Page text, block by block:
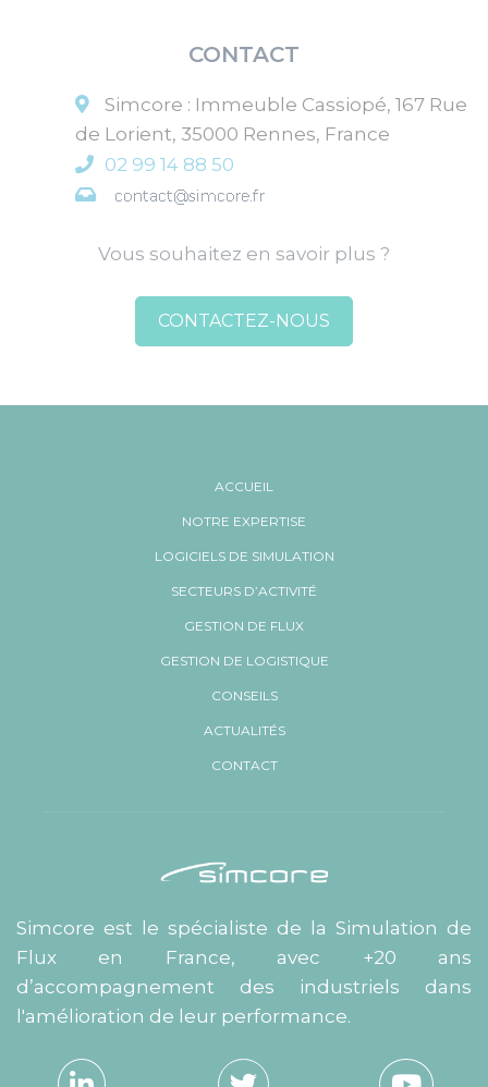
CONTACT
Simcore : Immeuble Cassiopé, 167 Rue
de Lorient, 35000 Rennes, France
02 99 14 88 50
Vous souhaitez en savoir plus ?
CONTACTEZ-NOUS
ACCUEIL
NOTRE EXPERTISE
LOGICIELS DE SIMULATION
SECTEURS D’ACTIVITÉ
GESTION DE FLUX
GESTION DE LOGISTIQUE
CONSEILS
ACTUALITÉS
CONTACT
Simcore est le spécialiste de la Simulation de
Flux en France, avec +20 ans
d’accompagnement des industriels dans
l'amélioration de leur performance.